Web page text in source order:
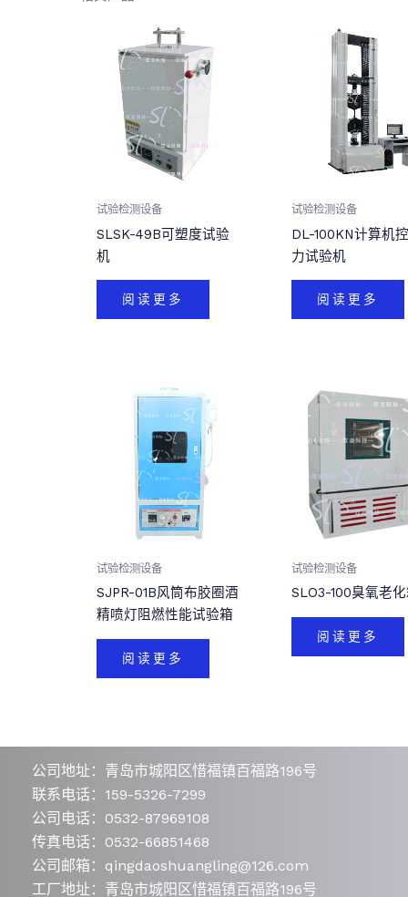
试验检测设备
SLSK-49B可塑度试验
机
阅读更多
试验检测设备
DL-100KN计算机
力试验机
阅读更多
试验检测设备
SJPR-01B风筒布胶圈酒
精喷灯阻燃性能试验箱
阅读更多
试验检测设备
SLO3-100臭氧老
阅读更多
公司地址：青岛市城阳区惜福镇百福路196号
联系电话：159-5326-7299
公司电话：0532-87969108
传真电话：0532-66851468
公司邮箱：qingdaoshuangling@126.com
工厂地址：青岛市城阳区惜福镇百福路196号